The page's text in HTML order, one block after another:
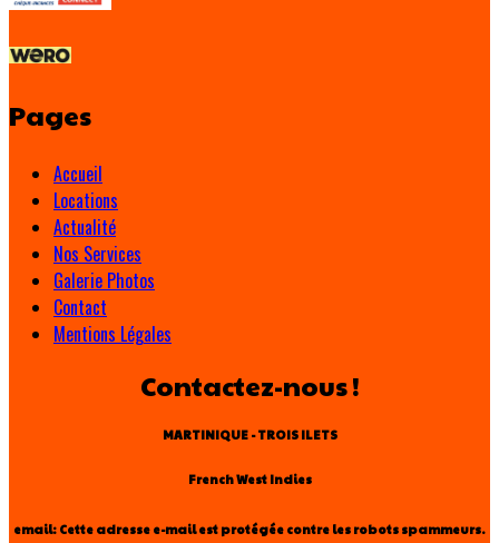
Pages
Accueil
Locations
Actualité
Nos Services
Galerie Photos
Contact
Mentions Légales
Contactez-nous !
MARTINIQUE - TROIS ILETS
French West Indies
email: Cette adresse e-mail est protégée contre les robots spammeurs.